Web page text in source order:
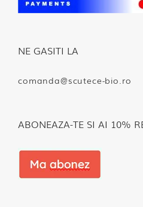
NE GASITI LA
comanda@scutece-bio.ro
ABONEAZA-TE SI AI 10%